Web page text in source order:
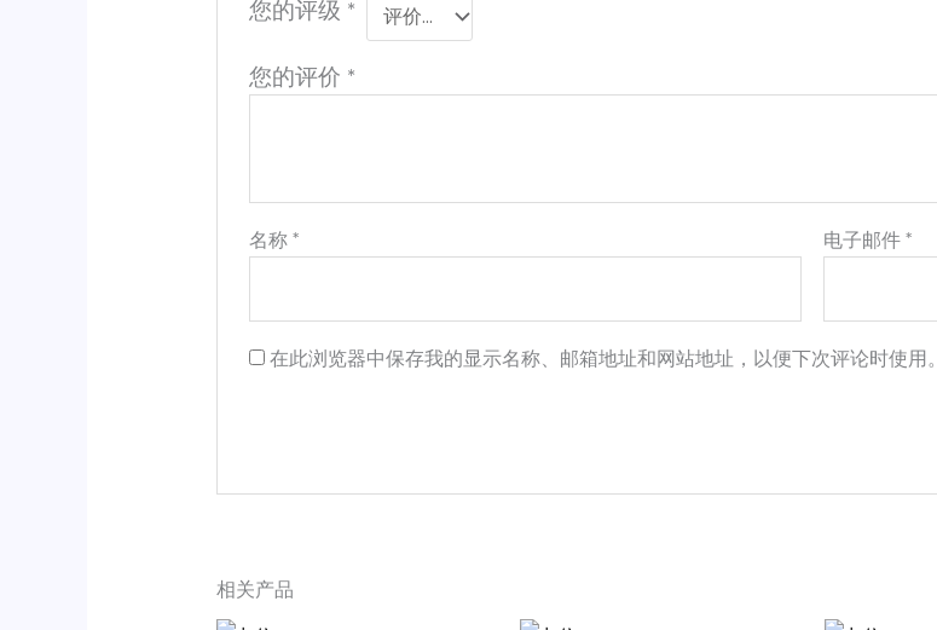
您的评级 *
您的评价 *
名称* 电子邮件*
在此浏览器中保存我的显示名称、邮箱地址和网站地址，以便下次评论时使用。
相关产品